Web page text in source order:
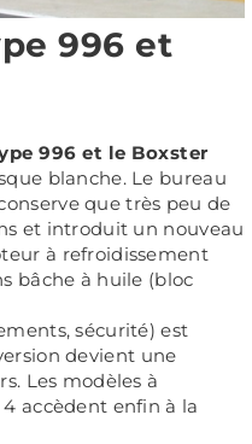
996 et
996 et le Boxster
blanche. Le bureau
que très peu de
et introduit un nouveau
à refroidissement
bâche à huile (bloc
sécurité) est
devient une
Les modèles à
accèdent enfin à la